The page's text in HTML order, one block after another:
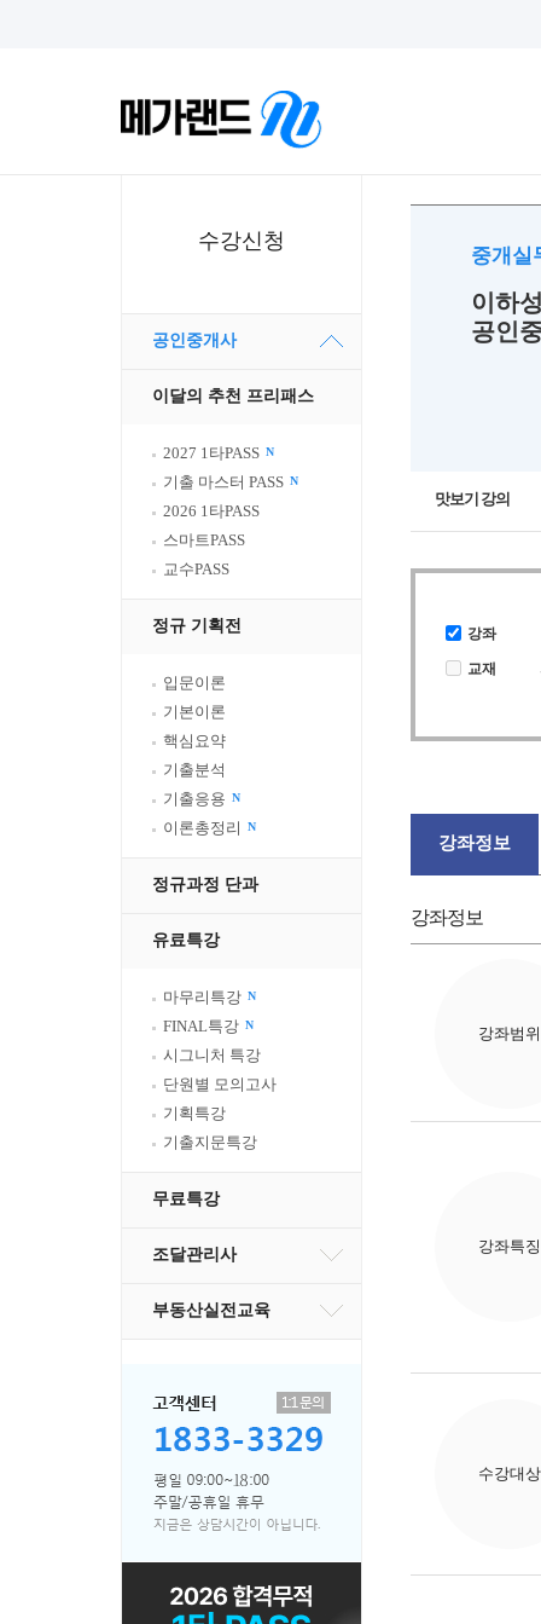
수강신청
공인중개사
이달의 추천 프리패스
2027 1타PASS N
기출 마스터 PASS N
2026 1타PASS
스마트PASS
교수PASS
정규 기획전
입문이론
기본이론
핵심요약
기출분석
기출응용 N
이론총정리 N
정규과정 단과
유료특강
마무리특강 N
FINAL특강 N
시그니처 특강
단원별 모의고사
기획특강
기출지문특강
무료특강
조달관리사
부동산실전교육
중개실
이하
공인
맛보기 강의
강좌
교재
강좌정보
강좌정보
강좌범위
강좌특징
수강대상